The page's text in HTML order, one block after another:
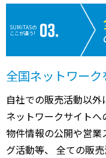
SUMiTASの
ここが違う!
全国ネットワーク
自社での販売活動以
ネットワークサイトへ
物件情報の公開や営
グ活動等、 全ての販